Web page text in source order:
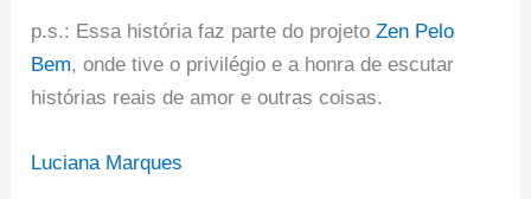
p.s.: Essa história faz parte do projetoZen Pelo
Bem, onde tive o privilégio e a honra de escutar
histórias reais de amor e outras coisas.
Luciana Marques